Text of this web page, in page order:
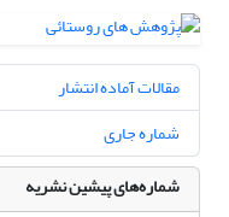
مقالات آماده انتشار
شماره جاری
شماره‌های پیشین نشریه